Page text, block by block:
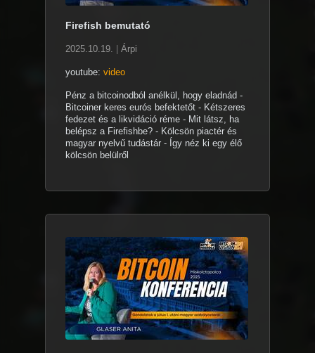
Firefish bemutató
2025.10.19. Árpi
youtube: video
Pénz a bitcoinodból anélkül, hogy eladnád -
Bitcoiner keres eurós befektetőt - Kétszeres
fedezet és a likvidáció réme - Mit látsz, ha
belépsz a Firefishbe? - Kölcsön piactér és
magyar nyelvű tudástár - Így néz ki egy élő
kölcsön belülről